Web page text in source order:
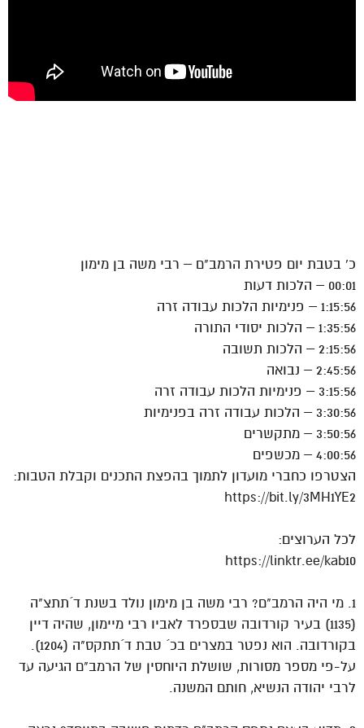
כ' בטבת יום פטירת הרמב"ם – רבי משה בן מימון
00:01 – הלכות דעות
1:15:56 – פנימיות הלכות עבודה זרה
1:35:56 – הלכות יסודי התורה
2:15:56 – הלכות תשובה
2:45:56 – נבואה
3:15:56 – פנימיות הלכות עבודה זרה
3:30:56 – הלכות עבודה זרה בפנימיות
3:50:56 – מתקשרים
4:00:56 – מכשפים
הצטרפו כחברי מועדון לתמוך בהפצת התכנים וקבלת הטבות:
https://bit.ly/3MH1YE2
לכל הערוצים:
https://linktr.ee/kab10
1. מי היה הרמב"ם? רבי משה בן מימון נולד בשנת ד´תתצ"ה
(1135) בעיר קורדובה שבספרד לאביו רבי מיימון, שהיה דיין
בקורדובה. הוא נפטר במצרים בכ´ טבת ד´תתקס"ה (1204).
על-פי מספר מסורות, שושלת היוחסין של הרמב"ם הגיעה עד
לרבי יהודה הנשיא, חותם המשנה.